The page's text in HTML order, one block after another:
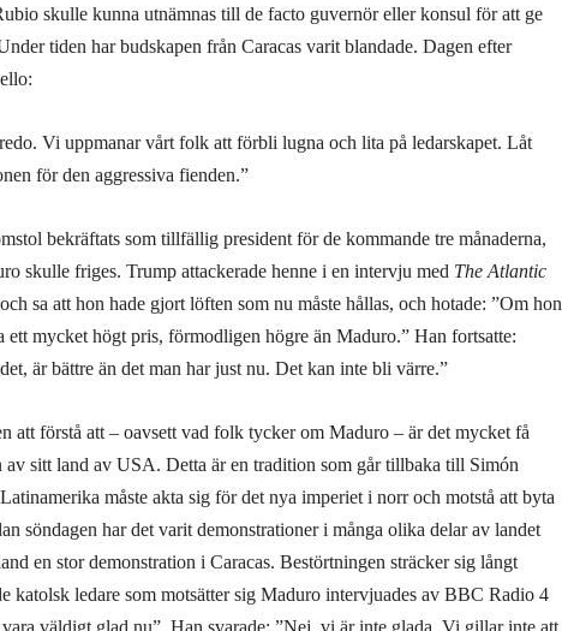
skulle kunna utnämnas till de facto guvernör eller konsul för att ge
tiden har budskapen från Caracas varit blandade. Dagen efter
Vi uppmanar vårt folk att förbli lugna och lita på ledarskapet. Låt
för den aggressiva fienden.”
bekräftats som tillfällig president för de kommande tre månaderna,
skulle friges. Trump attackerade henne i en intervju med The Atlantic
sa att hon hade gjort löften som nu måste hållas, och hotade: ”Om hon
ett mycket högt pris, förmodligen högre än Maduro.” Han fortsatte:
är bättre än det man har just nu. Det kan inte bli värre.”
att förstå att – oavsett vad folk tycker om Maduro – är det mycket få
av sitt land av USA. Detta är en tradition som går tillbaka till Simón
måste akta sig för det nya imperiet i norr och motstå att byta
söndagen har det varit demonstrationer i många olika delar av landet
en stor demonstration i Caracas. Bestörtningen sträcker sig långt
katolsk ledare som motsätter sig Maduro intervjuades av BBC Radio 4
väldigt glad nu”. Han svarade: ”Nej, vi är inte glada. Vi gillar inte att